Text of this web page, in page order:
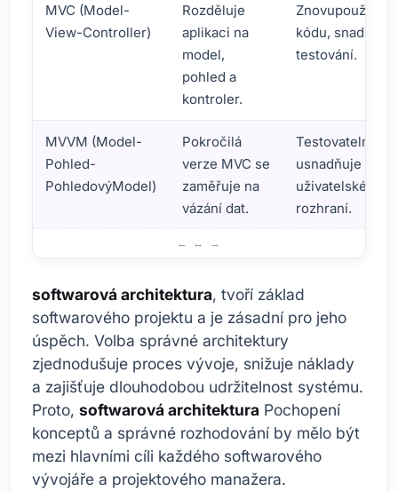
MVC (Model-
View-Controller)
Rozděluje
aplikaci na
model,
pohled a
kontroler.
kódu, snadné
testování.
MVVM (Model-
Pohled-
PohledovýModel)
Pokročilá
verze MVC se
zaměřuje na
vázání dat.
Testovatelnost
usnadňuje vývoj
uživatelského
rozhraní.
softwarová architektura, tvoří základ
softwarového projektu a je zásadní pro jeho
úspěch. Volba správné architektury
zjednodušuje proces vývoje, snižuje náklady
a zajišťuje dlouhodobou udržitelnost systému.
Proto, softwarová architektura Pochopení
konceptů a správné rozhodování by mělo být
mezi hlavními cíli každého softwarového
vývojáře a projektového manažera.